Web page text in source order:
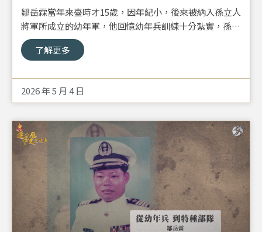
鄒岳霖當年來臺時才15歲，因年紀小，後來被納入孫立人
將軍所成立的幼年軍，他回憶幼年兵訓練十分紮實，孫立
人對他們更像是對待子弟般，愛護之外也相當嚴格，記憶
最深刻的便是和大象林旺一塊玩耍。
了解更多
2026 年 5 月 4 日